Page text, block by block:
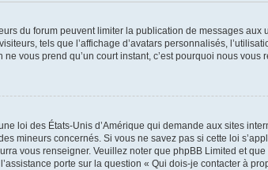
du forum peuvent limiter la publication de messages
tels que l’affichage d’avatars personnalisés,
vous prend qu’un court instant, c’est pourquoi nous vous
loi des États-Unis d’Amérique qui demande aux sites
mineurs concernés. Si vous ne savez pas si cette loi
vous renseigner. Veuillez noter que phpBB Limited et
porte sur la question « Qui dois-je contacter à